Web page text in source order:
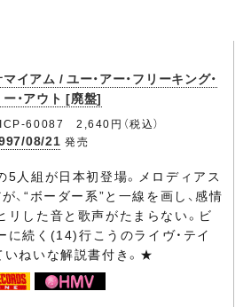
イアム / ユー・アー・フリーキング・
ー・アウト [廃盤]
60087 2,640円（税込）
08/21 発売
5人組が日本初登場。メロディアス
、“ボーダー系”と一線を画し、感情
リした音と歌声がたまらない。ビ
に続く(14)行こうのライヴ・テイ
いねいな解説書付き。★